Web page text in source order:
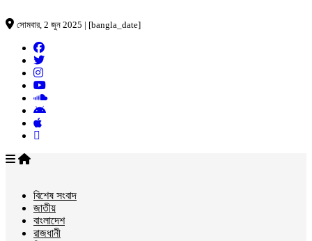
সোমবার, 2 জুন 2025 | [bangla_date]
বিশেষ সংবাদ
জাতীয়
বাংলাদেশ
রাজধানী